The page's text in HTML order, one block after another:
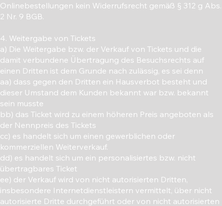
Onlinebestellungen kein Widerrufsrecht gemäß § 312 g Abs.
2 Nr. 9 BGB.
4. Weitergabe von Tickets
a) Die Weitergabe bzw. der Verkauf von Tickets und die
damit verbundene Übertragung des Besuchsrechts auf
einen Dritten ist dem Grunde nach zulässig, es sei denn
aa) dass gegen den Dritten ein Hausverbot besteht und
dieser Umstand dem Kunden bekannt war bzw. bekannt
sein musste
bb) das Ticket wird zu einem höheren Preis angeboten als
der Nennpreis des Tickets
cc) es handelt sich um einen gewerblichen oder
kommerziellen Weiterverkauf.
dd) es handelt sich um ein personalisiertes bzw. nicht
übertragbares Ticket
ee) der Verkauf wird von nicht autorisierten Dritten,
insbesondere Internetdienstleistern vermittelt, über nicht
autorisierte Dritte durchgeführt oder von nicht autorisierten